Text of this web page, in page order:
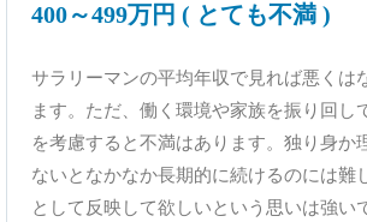
400～499万円 ( とても不満 )
サラリーマンの平均年収で見れば悪くは
ます。ただ、働く環境や家族を振り回し
を考慮すると不満はあります。独り身か
ないとなかなか長期的に続けるのには難
として反映して欲しいという思いは強い